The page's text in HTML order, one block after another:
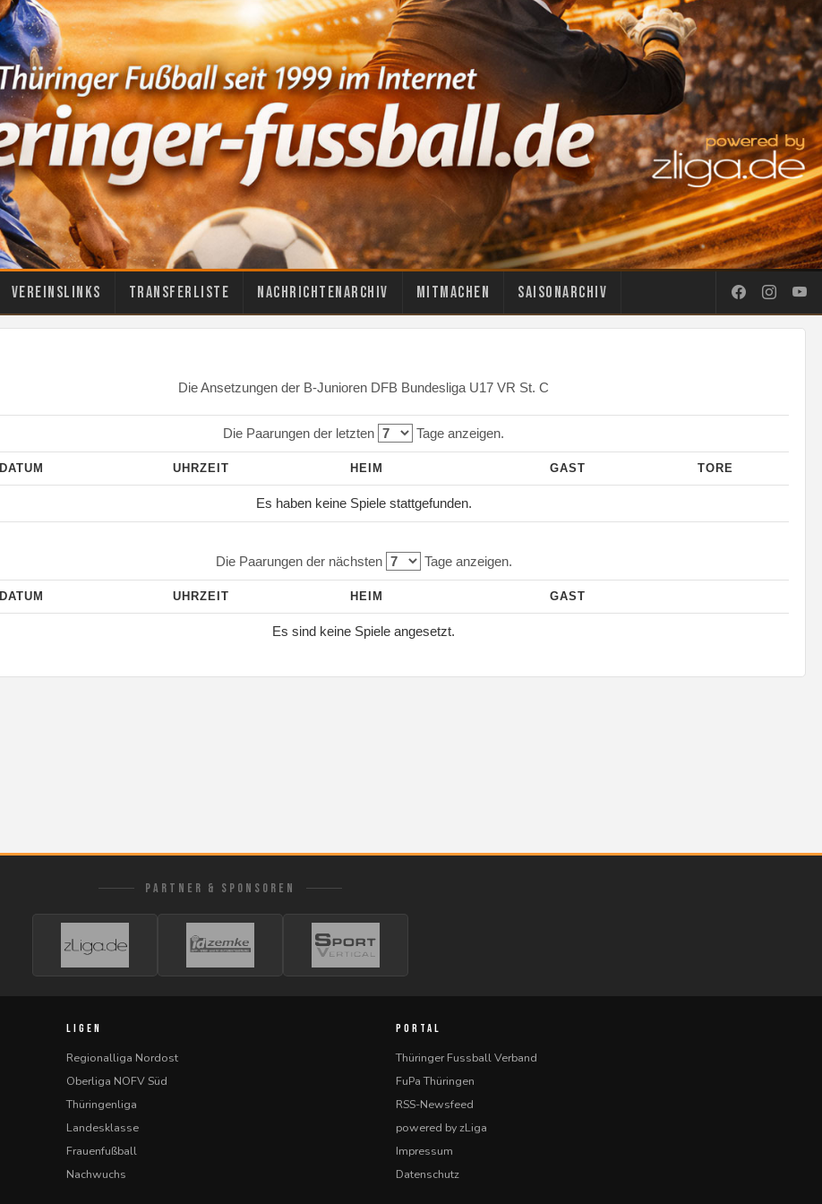
Vereinslinks Transferliste Nachrichtenarchiv Mitmachen Saisonarchiv
Die Ansetzungen der B-Junioren DFB Bundesliga U17 VR St. C
Die Paarungen der letzten Tage anzeigen.
DATUM UHRZEIT HEIM GAST TORE
Es haben keine Spiele stattgefunden.
Die Paarungen der nächsten Tage anzeigen.
DATUM UHRZEIT HEIM GAST
Es sind keine Spiele angesetzt.
PARTNER & SPONSOREN
LIGEN
Regionalliga Nordost
Oberliga NOFV Süd
Thüringenliga
Landesklasse
Frauenfußball
Nachwuchs
PORTAL
Thüringer Fussball Verband
FuPa Thüringen
RSS-Newsfeed
powered by zLiga
Impressum
Datenschutz